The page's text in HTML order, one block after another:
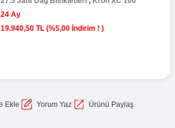
24 Ay
19.940,50 TL (%5,00 İndirim ! )
Yorum Yaz Ürünü Paylaş